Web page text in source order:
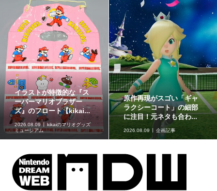
今からでも楽しめる！
『マリオカート ツアー』
の魅力と遊び方
2026.08.08 企画記事
長さ30cmの可動式プラモ
「ポケモンプラモコレク
ション セレクトシリー...
2026.08.08 グッズ情報